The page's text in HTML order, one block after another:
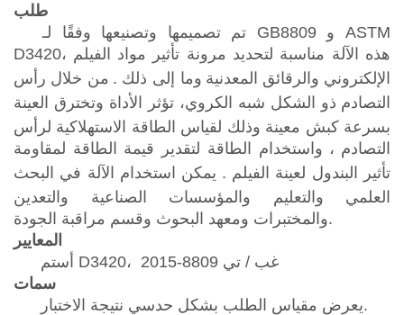
طلب
تم تصميمها وتصنيعها وفقًا لـ GB8809 و ASTM
D3420،
هذه الآلة مناسبة لتحديد مرونة تأثير مواد الفيلم
الإلكتروني والرقائق المعدنية وما إلى ذلك . من خلال رأس
التصادم ذو الشكل شبه الكروي، تؤثر الأداة وتخترق العينة
بسرعة كبش معينة وذلك لقياس الطاقة الاستهلاكية لرأس
التصادم ، واستخدام الطاقة لتقدير قيمة الطاقة لمقاومة
تأثير البندول لعينة الفيلم . يمكن استخدام الآلة في البحث
العلمي والتعليم والمؤسسات الصناعية والتعدين
والمختبرات ومعهد البحوث وقسم مراقبة الجودة.
المعايير
أستم D3420،
غب / تي 8809-2015
سمات
يعرض مقياس الطلب بشكل حدسي نتيجة الاختبار.